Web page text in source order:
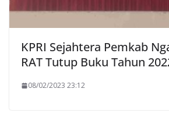
KPRI Sejahtera Pemkab
RAT Tutup Buku Tahun
08/02/2023 23:12